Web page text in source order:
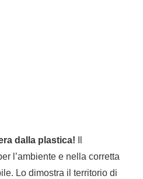
dalla plastica!
l’ambiente e nella corretta
Lo dimostra il territorio di